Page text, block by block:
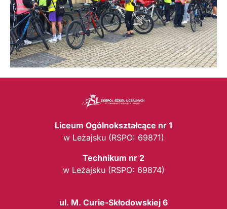
Liceum Ogólnokształcące nr 1
w Leżajsku (RSPO: 69871)
Technikum nr 2
w Leżajsku (RSPO: 69874)
ul. M. Curie-Skłodowskiej 6